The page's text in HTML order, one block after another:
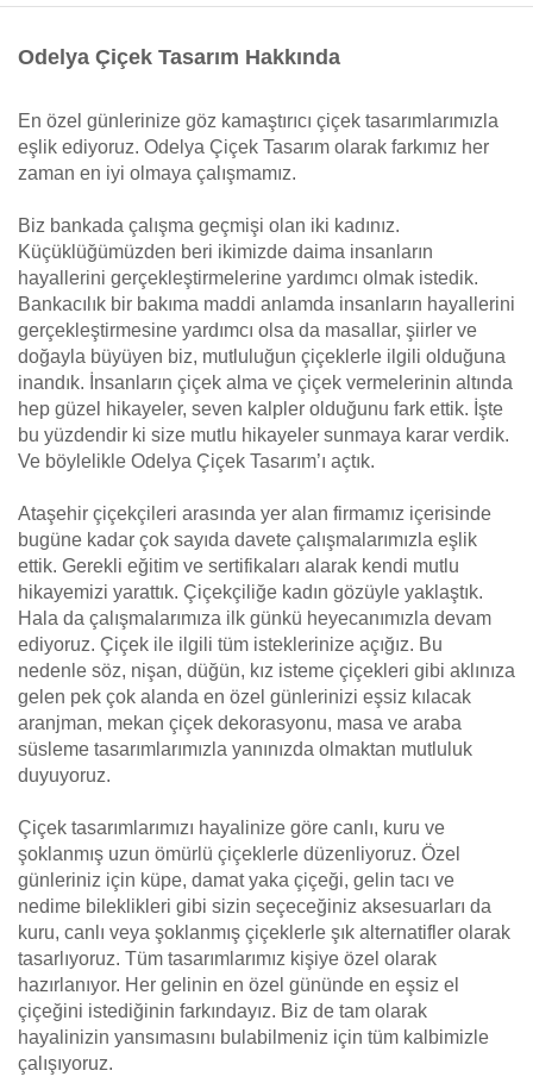
Odelya Çiçek Tasarım Hakkında
En özel günlerinize göz kamaştırıcı çiçek tasarımlarımızla
eşlik ediyoruz. Odelya Çiçek Tasarım olarak farkımız her
zaman en iyi olmaya çalışmamız.
Biz bankada çalışma geçmişi olan iki kadınız.
Küçüklüğümüzden beri ikimizde daima insanların
hayallerini gerçekleştirmelerine yardımcı olmak istedik.
Bankacılık bir bakıma maddi anlamda insanların hayallerini
gerçekleştirmesine yardımcı olsa da masallar, şiirler ve
doğayla büyüyen biz, mutluluğun çiçeklerle ilgili olduğuna
inandık. İnsanların çiçek alma ve çiçek vermelerinin altında
hep güzel hikayeler, seven kalpler olduğunu fark ettik. İşte
bu yüzdendir ki size mutlu hikayeler sunmaya karar verdik.
Ve böylelikle Odelya Çiçek Tasarım’ı açtık.
Ataşehir çiçekçileri arasında yer alan firmamız içerisinde
bugüne kadar çok sayıda davete çalışmalarımızla eşlik
ettik. Gerekli eğitim ve sertifikaları alarak kendi mutlu
hikayemizi yarattık. Çiçekçiliğe kadın gözüyle yaklaştık.
Hala da çalışmalarımıza ilk günkü heyecanımızla devam
ediyoruz. Çiçek ile ilgili tüm isteklerinize açığız. Bu
nedenle söz, nişan, düğün, kız isteme çiçekleri gibi aklınıza
gelen pek çok alanda en özel günlerinizi eşsiz kılacak
aranjman, mekan çiçek dekorasyonu, masa ve araba
süsleme tasarımlarımızla yanınızda olmaktan mutluluk
duyuyoruz.
Çiçek tasarımlarımızı hayalinize göre canlı, kuru ve
şoklanmış uzun ömürlü çiçeklerle düzenliyoruz. Özel
günleriniz için küpe, damat yaka çiçeği, gelin tacı ve
nedime bileklikleri gibi sizin seçeceğiniz aksesuarları da
kuru, canlı veya şoklanmış çiçeklerle şık alternatifler olarak
tasarlıyoruz. Tüm tasarımlarımız kişiye özel olarak
hazırlanıyor. Her gelinin en özel gününde en eşsiz el
çiçeğini istediğinin farkındayız. Biz de tam olarak
hayalinizin yansımasını bulabilmeniz için tüm kalbimizle
çalışıyoruz.